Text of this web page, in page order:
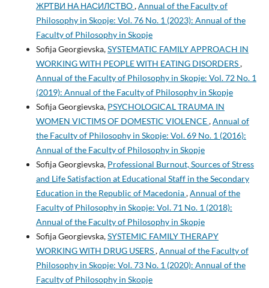
ЖРТВИ НА НАСИЛСТВО,Annual of the Faculty of
Philosophy in Skopje: Vol. 76 No. 1 (2023): Annual of the
Faculty of Philosophy in Skopje
Sofija Georgievska,SYSTEMATIC FAMILY APPROACH IN
WORKING WITH PEOPLE WITH EATING DISORDERS,
Annual of the Faculty of Philosophy in Skopje: Vol. 72 No. 1
(2019): Annual of the Faculty of Philosophy in Skopje
Sofija Georgievska, PSYCHOLOGICAL TRAUMA IN
WOMEN VICTIMS OF DOMESTIC VIOLENCE,Annual of
the Faculty of Philosophy in Skopje: Vol. 69 No. 1 (2016):
Annual of the Faculty of Philosophy in Skopje
Sofija Georgievska, Professional Burnout, Sources of Stress
and Life Satisfaction at Educational Staff in the Secondary
Education in the Republic of Macedonia,Annual of the
Faculty of Philosophy in Skopje: Vol. 71 No. 1 (2018):
Annual of the Faculty of Philosophy in Skopje
Sofija Georgievska,SYSTEMIC FAMILY THERAPY
WORKING WITH DRUG USERS,Annual of the Faculty of
Philosophy in Skopje: Vol. 73 No. 1 (2020): Annual of the
Faculty of Philosophy in Skopje